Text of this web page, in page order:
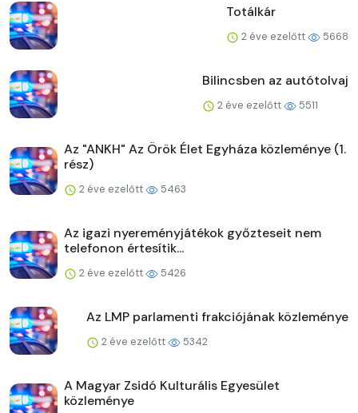
Totálkár
2 éve ezelőtt 5668
Bilincsben az autótolvaj
2 éve ezelőtt 5511
Az "ANKH" Az Örök Élet Egyháza közleménye (1.
rész)
2 éve ezelőtt 5463
Az igazi nyereményjátékok győzteseit nem
telefonon értesítik...
2 éve ezelőtt 5426
Az LMP parlamenti frakciójának közleménye
2 éve ezelőtt 5342
A Magyar Zsidó Kulturális Egyesület
közleménye